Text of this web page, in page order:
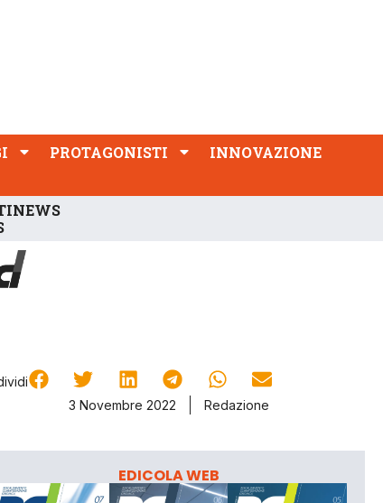
PROTAGONISTI
INNOVAZIONE
3 Novembre 2022
Redazione
EDICOLA WEB